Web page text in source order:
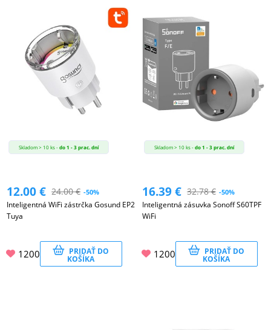
Skladom > 10 ks -do 1 - 3 prac. dní
12.00€ 24.00€ -50%
Inteligentná WiFi zástrčka Gosund EP2
Tuya
1200 PRIDAŤ DO
KOŠÍKA
Skladom > 10 ks -do 1 - 3 prac. dní
16.39€ 32.78€ -50%
Inteligentná zásuvka Sonoff S60TPF
WiFi
1200 PRIDAŤ DO
KOŠÍKA